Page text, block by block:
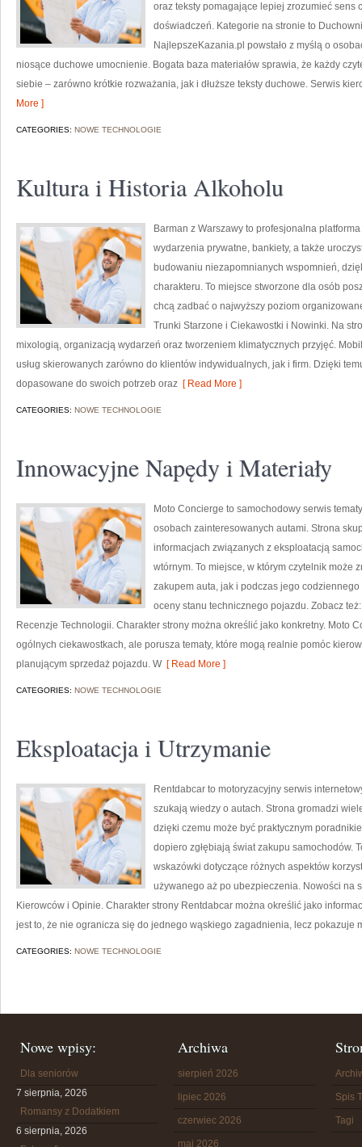
oraz teksty pomagające lepiej zrozumieć sens
doświadczeń. Kategorie na stronie to
NajlepszeKazania.pl powstało z myślą o
niosące duchowe umocnienie. Bogata baza materiałów sprawia, że każdy
siebie – zarówno krótkie rozważania, jak i dłuższe teksty duchowe. Serwis
More ]
CATEGORIES: NOWE TECHNOLOGIE
Kultura i Historia Alkoholu
Barman z Warszawy to profesjonalna
wydarzenia prywatne, bankiety, a także
budowaniu niezapomnianych wspomnień,
charakteru. To miejsce stworzone dla osób
chcą zadbać o najwyższy poziom
Trunki Starzone i Ciekawostki i Nowinki. Na
mixologią, organizacją wydarzeń oraz tworzeniem klimatycznych przyjęć.
usług skierowanych zarówno do klientów indywidualnych, jak i firm. Dzięki
dopasowane do swoich potrzeb oraz [ Read More ]
CATEGORIES: NOWE TECHNOLOGIE
Innowacyjne Napędy i Materiały
Moto Concierge to samochodowy serwis
osobach zainteresowanych autami. Strona
informacjach związanych z eksploatacją
wtórnym. To miejsce, w którym czytelnik może
zakupem auta, jak i podczas jego
oceny stanu technicznego pojazdu. Zobacz
Recenzje Technologii. Charakter strony można określić jako konkretny. Moto
ogólnych ciekawostkach, ale porusza tematy, które mogą realnie pomóc
planującym sprzedaż pojazdu. W [ Read More ]
CATEGORIES: NOWE TECHNOLOGIE
Eksploatacja i Utrzymanie
Rentdabcar to motoryzacyjny serwis
szukają wiedzy o autach. Strona gromadzi
dzięki czemu może być praktycznym
dopiero zgłębiają świat zakupu samochodów.
wskazówki dotyczące różnych aspektów
używanego aż po ubezpieczenia. Nowości na
Kierowców i Opinie. Charakter strony Rentdabcar można określić jako
jest to, że nie ogranicza się do jednego wąskiego zagadnienia, lecz pokazuje
CATEGORIES: NOWE TECHNOLOGIE
Nowe wpisy:
Dla seniorów
7 sierpnia, 2026
Romansy z Dodatkiem
6 sierpnia, 2026
Archiwa
sierpień 2026
lipiec 2026
czerwiec 2026
maj 2026
Spis
Tagi